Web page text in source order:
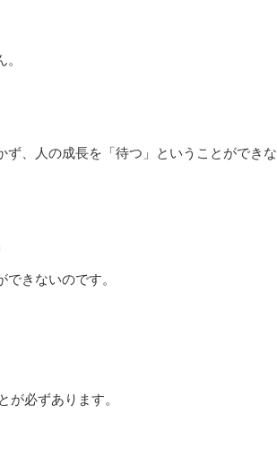
、人の成長を「待つ」ということができ
きないのです。
が必ずあります。